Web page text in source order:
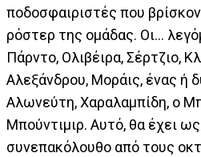
ποδοσφαιριστές που
ρόστερ της ομάδας. Οι…
Πάρντο, Ολιβέιρα, Σέρτζιο,
Αλεξάνδρου, Μοράις, ένας ή
Αλωνεύτη, Χαραλαμπίδη, ο
Μπούντιμιρ. Αυτό, θα έχει
συνεπακόλουθο από τους